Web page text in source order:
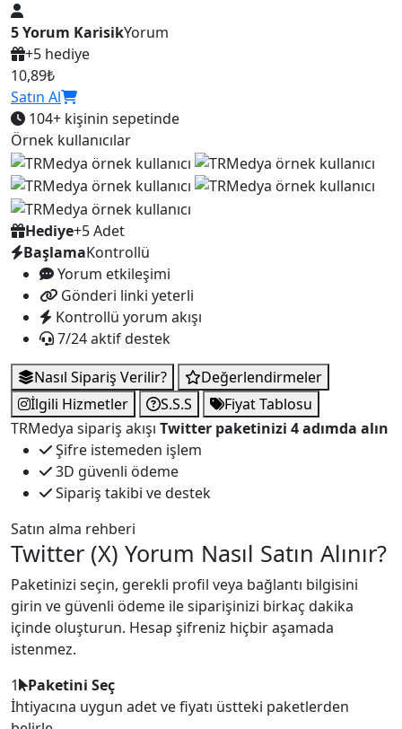
5 Yorum KarisikYorum
+5 hediye
10,89₺
Satın Al
104+ kişinin sepetinde
Örnek kullanıcılar
Hediye+5 Adet
BaşlamaKontrollü
Yorum etkileşimi
Gönderi linki yeterli
Kontrollü yorum akışı
7/24 aktif destek
Nasıl Sipariş Verilir?
Değerlendirmeler
İlgili Hizmetler
S.S.S
Fiyat Tablosu
TRMedya sipariş akışı Twitter paketinizi 4 adımda alın
Şifre istemeden işlem
3D güvenli ödeme
Sipariş takibi ve destek
Satın alma rehberi
Twitter (X) Yorum Nasıl Satın Alınır?
Paketinizi seçin, gerekli profil veya bağlantı bilgisini
girin ve güvenli ödeme ile siparişinizi birkaç dakika
içinde oluşturun. Hesap şifreniz hiçbir aşamada
istenmez.
1
Paketini Seç
İhtiyacına uygun adet ve fiyatı üstteki paketlerden